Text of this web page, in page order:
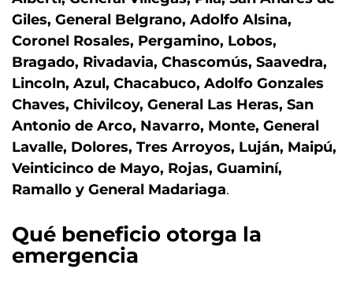
Giles, General Belgrano, Adolfo Alsina,
Coronel Rosales, Pergamino, Lobos,
Bragado, Rivadavia, Chascomús, Saavedra,
Lincoln, Azul, Chacabuco, Adolfo Gonzales
Chaves, Chivilcoy, General Las Heras, San
Antonio de Arco, Navarro, Monte, General
Lavalle, Dolores, Tres Arroyos, Luján, Maipú,
Veinticinco de Mayo, Rojas, Guaminí,
Ramallo y General Madariaga.
Qué beneficio otorga la
emergencia